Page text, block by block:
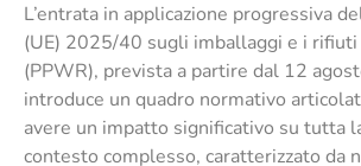
L’entrata in applicazione progressiva
(UE) 2025/40 sugli imballaggi e i
(PPWR), prevista a partire dal 12
introduce un quadro normativo
avere un impatto significativo su tutta
contesto complesso, caratterizzato da